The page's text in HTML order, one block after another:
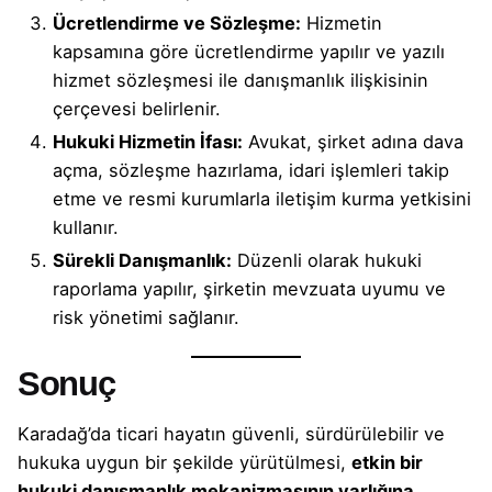
Ücretlendirme ve Sözleşme: Hizmetin
kapsamına göre ücretlendirme yapılır ve yazılı
hizmet sözleşmesi ile danışmanlık ilişkisinin
çerçevesi belirlenir.
Hukuki Hizmetin İfası: Avukat, şirket adına dava
açma, sözleşme hazırlama, idari işlemleri takip
etme ve resmi kurumlarla iletişim kurma yetkisini
kullanır.
Sürekli Danışmanlık: Düzenli olarak hukuki
raporlama yapılır, şirketin mevzuata uyumu ve
risk yönetimi sağlanır.
Sonuç
Karadağ’da ticari hayatın güvenli, sürdürülebilir ve
hukuka uygun bir şekilde yürütülmesi, etkin bir